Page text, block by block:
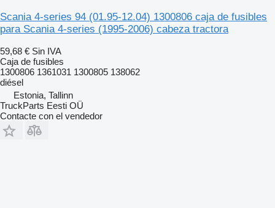
Scania 4-series 94 (01.95-12.04) 1300806 caja de fusibles
para Scania 4-series (1995-2006) cabeza tractora
59,68 € Sin IVA
Caja de fusibles
1300806 1361031 1300805 138062
diésel
Estonia, Tallinn
TruckParts Eesti OÜ
Contacte con el vendedor